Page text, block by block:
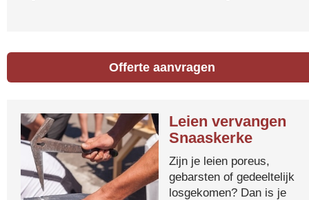
Offerte aanvragen
Leien vervangen
Snaaskerke
Zijn je leien poreus,
gebarsten of gedeeltelijk
losgekomen? Dan is je